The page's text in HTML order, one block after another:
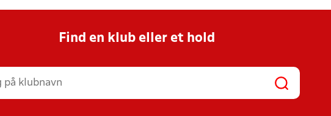
Find en klub eller et hold